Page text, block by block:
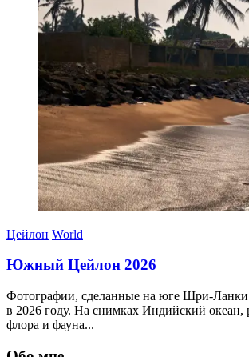
Цейлон World
Южный Цейлон 2026
Фотографии, сделанные на юге Шри-Ланки
в 2026 году. На снимках Индийский океан,
флора и фауна...
30.03.2026